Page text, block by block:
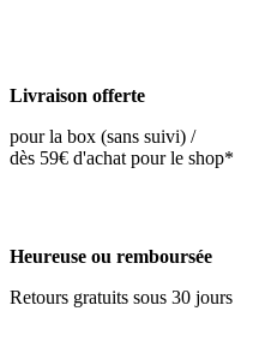
Livraison offerte
pour la box (sans suivi) /
dès 59€ d'achat pour le shop*
Heureuse ou remboursée
Retours gratuits sous 30 jours